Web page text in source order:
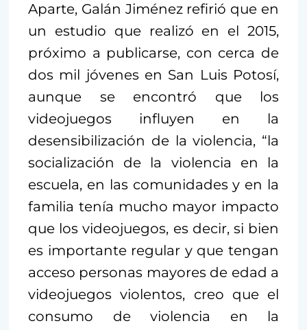
Aparte, Galán Jiménez refirió que en
un estudio que realizó en el 2015,
próximo a publicarse, con cerca de
dos mil jóvenes en San Luis Potosí,
aunque se encontró que los
videojuegos influyen en la
desensibilización de la violencia, “la
socialización de la violencia en la
escuela, en las comunidades y en la
familia tenía mucho mayor impacto
que los videojuegos, es decir, si bien
es importante regular y que tengan
acceso personas mayores de edad a
videojuegos violentos, creo que el
consumo de violencia en la